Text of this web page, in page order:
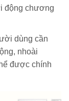
động chương
dùng cần
nhoài
được chính